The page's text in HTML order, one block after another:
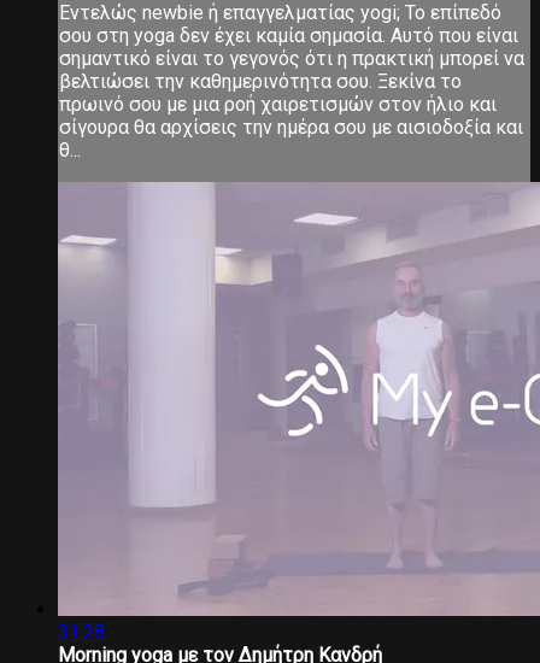
Εντελώς newbie ή επαγγελματίας yogi; Το επίπεδό
σου στη yoga δεν έχει καμία σημασία. Αυτό που είναι
σημαντικό είναι το γεγονός ότι η πρακτική μπορεί να
βελτιώσει την καθημερινότητα σου. Ξεκίνα το
πρωινό σου με μια ροή χαιρετισμών στον ήλιο και
σίγουρα θα αρχίσεις την ημέρα σου με αισιοδοξία και
θ...
31:28
Morning yoga με τον Δημήτρη Κανδρή